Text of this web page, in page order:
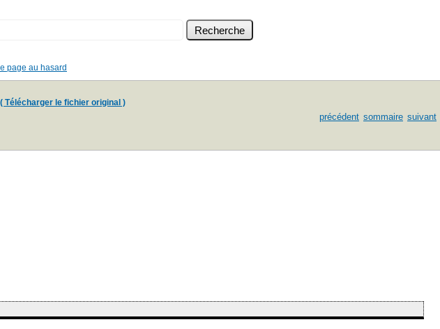
page au hasard
( Télécharger le fichier original )
précédent sommaire suivant